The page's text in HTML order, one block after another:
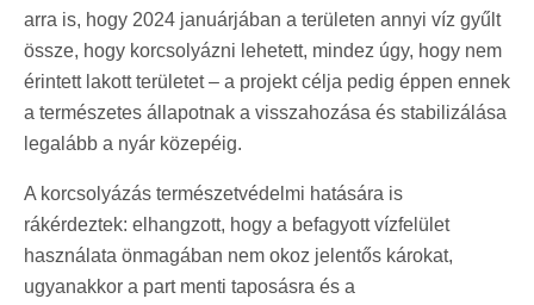
arra is, hogy 2024 januárjában a területen annyi víz gyűlt
össze, hogy korcsolyázni lehetett, mindez úgy, hogy nem
érintett lakott területet – a projekt célja pedig éppen ennek
a természetes állapotnak a visszahozása és stabilizálása
legalább a nyár közepéig.
A korcsolyázás természetvédelmi hatására is
rákérdeztek: elhangzott, hogy a befagyott vízfelület
használata önmagában nem okoz jelentős károkat,
ugyanakkor a part menti taposásra és a